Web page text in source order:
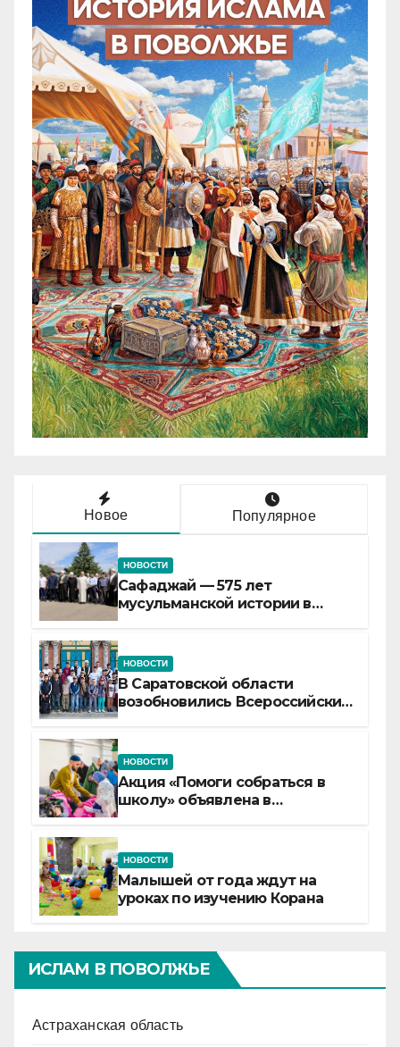
Новое Популярное
НОВОСТИ
Сафаджай — 575 лет
мусульманской истории в
НОВОСТИ
В Саратовской области
возобновились Всероссийские
НОВОСТИ
Акция «Помоги собраться в
школу» объявлена в
НОВОСТИ
Малышей от года ждут на
уроках по изучению Корана
ИСЛАМ В ПОВОЛЖЬЕ
Астраханская область